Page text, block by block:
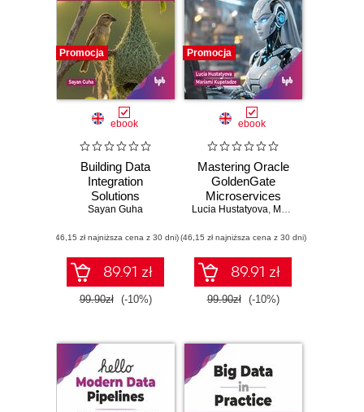
Promocja
ebook
Building Data
Integration
Solutions
Sayan Guha
(46,15 zł najniższa cena z 30 dni)
89.91 zł
99.90zł (-10%)
Promocja
ebook
Mastering Oracle
GoldenGate
Microservices
Lucia Hustatyova, Mariami Kupatadze
(46,15 zł najniższa cena z 30 dni)
89.91 zł
99.90zł (-10%)